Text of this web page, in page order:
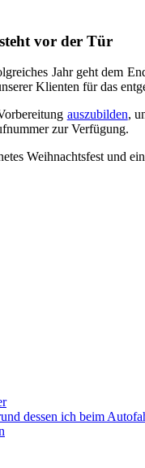
vor der Tür
Jahr geht dem
Klienten für das
auszubilden,
zur Verfügung.
Weihnachtsfest und
dessen ich beim